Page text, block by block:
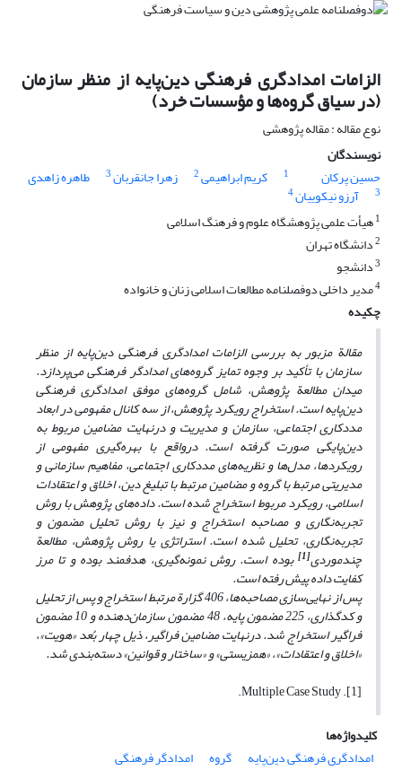
الزامات امدادگری فرهنگی دین‌پایه از منظر سازمان
(در سیاق گروه‌ها و مؤسسات خرد)
نوع مقاله : مقاله پژوهشی
نویسندگان
حسین پرکان
1 کریم ابراهیمی2 زهرا جانقربان3 طاهره زاهدی
3 آرزو نیکوییان4
1هیأت علمی پژوهشگاه علوم و فرهنگ اسلامی
2دانشگاه تهران
3دانشجو
4مدیر داخلی دوفصلنامه مطالعات اسلامی زنان و خانواده
چکیده
مقالة مزبور به بررسی الزامات امدادگری فرهنگی دین‌پایه از منظر
سازمان با تأکید بر وجوه تمایز گروه‌های امدادگر فرهنگی می‌پردازد.
میدان مطالعة پژوهش، شامل گروه‌های موفق امدادگری فرهنگی
دین‌پایه است. استخراج رویکردپژوهش، از سه کانال مفهومی در ابعاد
مددکاری اجتماعی، سازمان و مدیریت و درنهایت مضامین مربوط به
دین‌پایگی صورت گرفته است. درواقع با بهرهگیری مفهومی از
رویکردها،مدل‌هاو نظریههای مددکاری اجتماعی، مفاهیم سازمانی و
مدیریتی مرتبط با گروه و مضامین مرتبط با تبلیغ دین، اخلاق و اعتقادات
اسلامی، رویکرد مربوط استخراج شده است. داده‌های پژوهش با روش
تجربه‌نگاری و مصاحبه استخراج و نیز با روش تحلیل مضمون و
تجربه‌نگاری، تحلیل شده است. استراتژی یا روش پژوهش، مطالعة
چندموردی[1] بوده است. روش نمونه‌گیری، هدفمند بوده و تا مرز
کفایت داده پیش رفته است.
پس از نهایی‌سازی مصاحبه‌ها، 406 گزارة مرتبط استخراج و پس از تحلیل
و کدگذاری، 225 مضمون پایه، 48 مضمون سازمان‌دهنده و 10 مضمون
فراگیر استخراج شد. درنهایت مضامین فراگیر، ذیل چهار بُعد «هویت»،
«اخلاق و اعتقادات»، «همزیستی» و «ساختار و قوانین» دسته‌بندی شد.
[1]. Multiple Case Study.
کلیدواژه‌ها
امدادگری فرهنگی دین‌پایه
گروه امدادگر فرهنگی